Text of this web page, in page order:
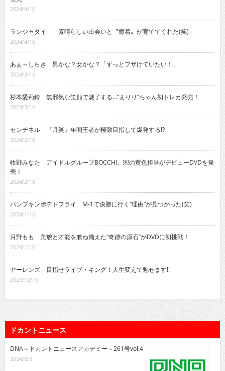
2024/4/16
ランジャタイ 「素晴らしい出会いと〝癒着〟が育ててくれた(笑)」
2024/4/16
あぁ～しらき 男かな？女かな？「ずっとフザけていたい！」
2024/3/16
杉本愛莉鈴 無邪気な笑顔で魅了する…“まりり”ちゃん初トレカ発売！
2024/3/16
センチネル 『月笑』年間王者が極致目指して爆発する!?
2024/2/16
牧野みなた アイドルグループBOCCHI。￼の黄色担当がデビューDVDを発
売！
2024/2/16
パンプキンポテトフライ M-1で決勝に行く“理由”が見つかった(笑)
2024/1/16
月野もも 美貌と才能を兼ね備えた“奇跡の原石”がDVDに初挑戦！
2024/1/16
ヤーレンズ 目指せライブ・キング！人生変えて魅せます!!
2023/12/15
ドカントニュース
DNA～ドカントニュースアカデミー～261号vol.4
2024/6/3